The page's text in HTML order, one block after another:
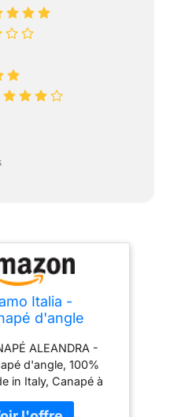
Italia -
d'angle
Canapé à
de
ALEANDRA -
d'angle, 100%
in Italy, Canapé à